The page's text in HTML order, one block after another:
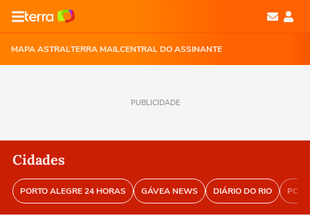
MAPA ASTRALTERRA MAILCENTRAL DO ASSINANTE
PUBLICIDADE
Cidades
PORTO ALEGRE 24 HORAS GÁVEA NEWS DIÁRIO DO RIO